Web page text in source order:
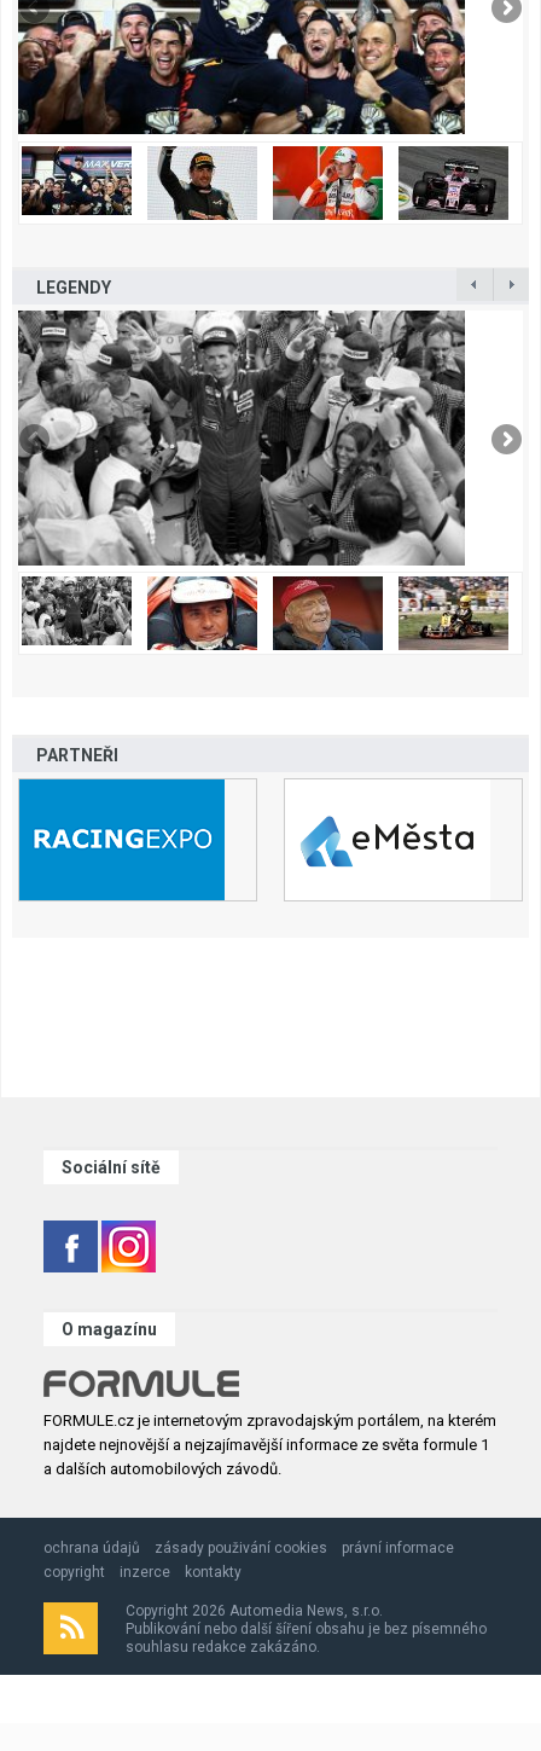
LEGENDY
PARTNEŘI
Sociální sítě
O magazínu
FORMULE.cz je internetovým zpravodajským portálem, na kterém
najdete nejnovější a nejzajímavější informace ze světa formule 1
a dalších automobilových závodů.
ochrana údajů zásady použivání cookies
právní informace
copyright
inzerce kontakty
Copyright 2026 Automedia News, s.r.o.
Publikování nebo další šíření obsahu je bez písemného
souhlasu redakce zakázáno.